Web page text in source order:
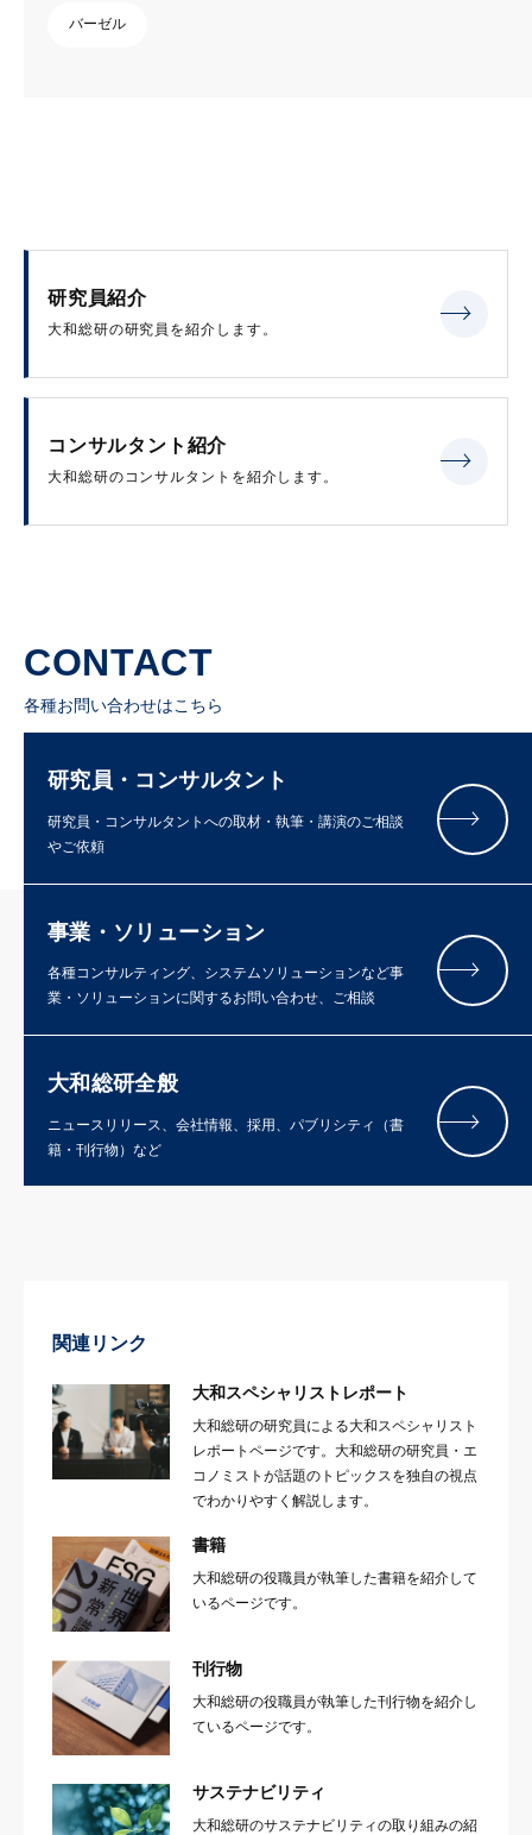
バーゼル
研究員紹介
大和総研の研究員を紹介します。
コンサルタント紹介
大和総研のコンサルタントを紹介します。
CONTACT
各種お問い合わせはこちら
研究員・コンサルタント
研究員・コンサルタントへの取材・執筆・講演のご相談
やご依頼
事業・ソリューション
各種コンサルティング、システムソリューションなど事
業・ソリューションに関するお問い合わせ、ご相談
大和総研全般
ニュースリリース、会社情報、採用、パブリシティ（書
籍・刊行物）など
関連リンク
大和スペシャリストレポート
大和総研の研究員による大和スペシャリスト
レポートページです。大和総研の研究員・エ
コノミストが話題のトピックスを独自の視点
でわかりやすく解説します。
書籍
大和総研の役職員が執筆した書籍を紹介して
いるページです。
刊行物
大和総研の役職員が執筆した刊行物を紹介し
ているページです。
サステナビリティ
大和総研のサステナビリティの取り組みの紹